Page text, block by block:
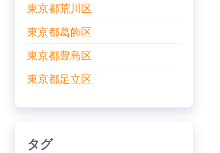
東京都荒川区
東京都葛飾区
東京都豊島区
東京都足立区
タグ